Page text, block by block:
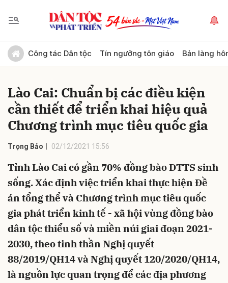
Công tác Dân tộc Tín ngưỡng tôn giáo Bản làng
Lào Cai: Chuẩn bị các điều kiện
cần thiết để triển khai hiệu quả
Chương trình mục tiêu quốc gia
Trọng Bảo 02/12/2021 15:56
Tỉnh Lào Cai có gần 70% đồng bào DTTS sinh
sống. Xác định việc triển khai thực hiện Đề
án tổng thể và Chương trình mục tiêu quốc
gia phát triển kinh tế - xã hội vùng đồng bào
dân tộc thiểu số và miền núi giai đoạn 2021-
2030, theo tinh thần Nghị quyết
88/2019/QH14 và Nghị quyết 120/2020/QH14,
là nguồn lực quan trọng để các địa phương
Gửi bình luận